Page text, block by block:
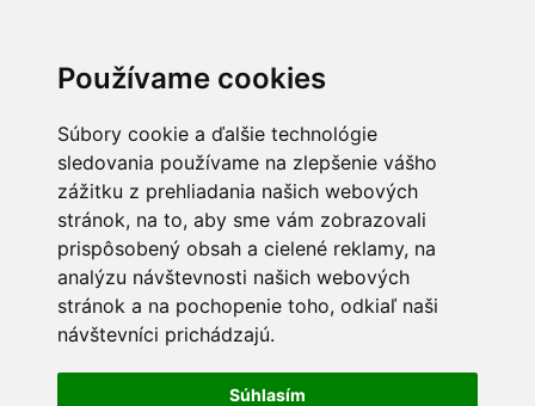
Používame cookies
Súbory cookie a ďalšie technológie
sledovania používame na zlepšenie vášho
zážitku z prehliadania našich webových
stránok, na to, aby sme vám zobrazovali
prispôsobený obsah a cielené reklamy, na
analýzu návštevnosti našich webových
stránok a na pochopenie toho, odkiaľ naši
návštevníci prichádzajú.
Súhlasím